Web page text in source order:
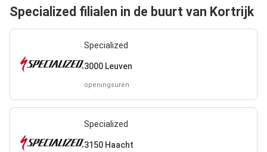
Specialized filialen in de buurt van Kortrijk
Specialized
3000 Leuven
openingsuren
Specialized
3150 Haacht